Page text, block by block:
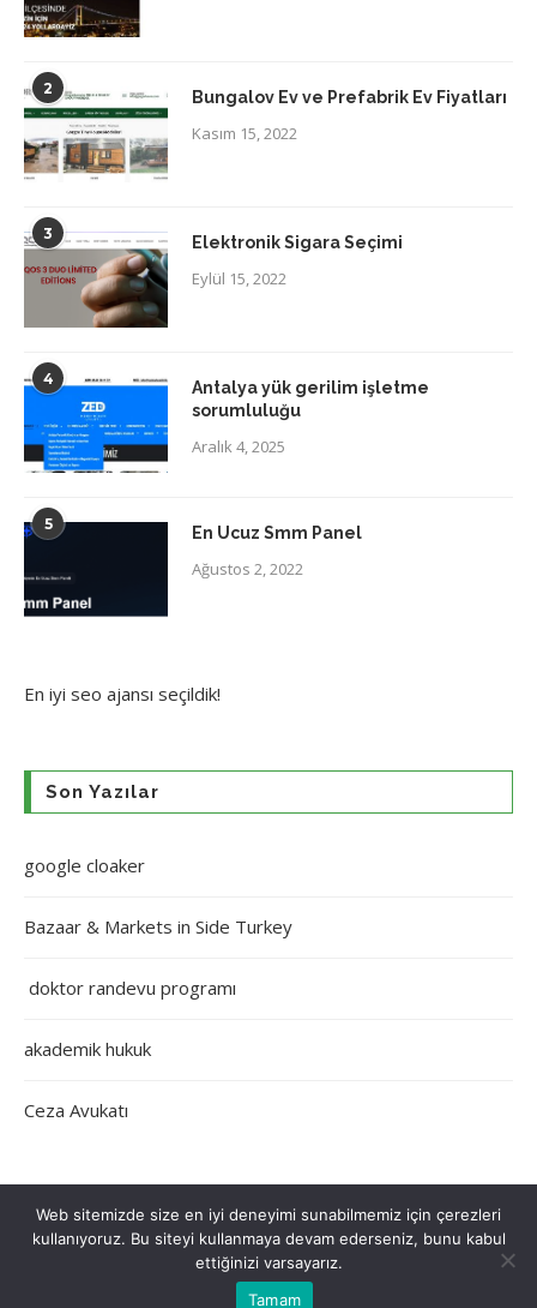
2 Bungalov Ev ve Prefabrik Ev Fiyatları
Kasım 15, 2022
3 Elektronik Sigara Seçimi
Eylül 15, 2022
4
Antalya yük gerilim işletme
sorumluluğu
Aralık 4, 2025
5 En Ucuz Smm Panel
Ağustos 2, 2022
En iyi seo ajansı seçildik!
Son Yazılar
google cloaker
Bazaar & Markets in Side Turkey
doktor randevu programı
akademik hukuk
Ceza Avukatı
Gizlilik Politikası Hakkımızda
Tüm Hakları Saklıdır © 2022
Web sitemizde size en iyi deneyimi sunabilmemiz için çerezleri
kullanıyoruz. Bu siteyi kullanmaya devam ederseniz, bunu kabul
ettiğinizi varsayarız.
Tamam